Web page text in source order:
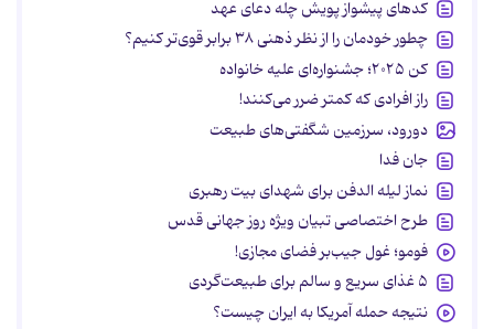
کدهای پیشواز پویش چله دعای عهد
چطور خودمان را از نظر ذهنی ۳۸ برابر قوی‌تر کنیم؟
کن ۲۰۲۵؛ جشنواره‌ای علیه خانواده
راز افرادی که کمتر ضرر می‌کنند!
دورود، سرزمین شگفتی‌های طبیعت
جان فدا
نماز لیله الدفن برای شهدای بیت رهبری
طرح اختصاصی تبیان ویژه روز جهانی قدس
فومو؛ غول جیب‌بر فضای مجازی!
۵ غذای سریع و سالم برای طبیعت‌گردی
نتیجه حمله آمریکا به ایران چیست؟